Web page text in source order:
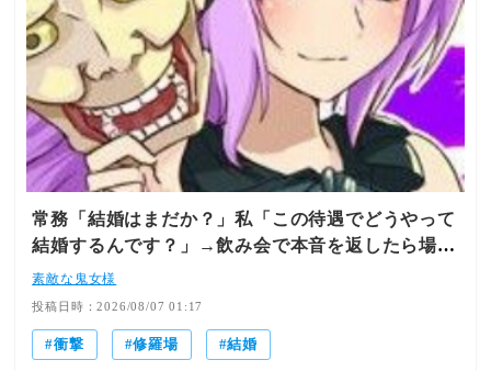
始めるとなかなか泣き止まないし、お兄ちゃんも面白がっ
てしつこいから大変で…困ったんですよ…｣って。
常務「結婚はまだか？」私「この待遇でどうやって
結婚するんです？」→飲み会で本音を返したら場が
静まり返って…
素敵な鬼女様
投稿日時：2026/08/07 01:17
衝撃 修羅場 結婚